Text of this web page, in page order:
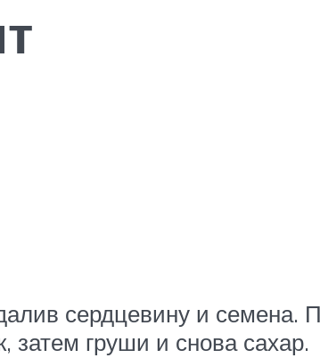
сердцевину и
затем груши и снова сахар.